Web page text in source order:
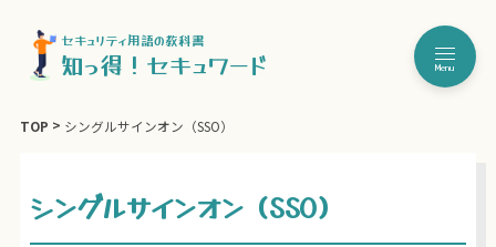
セキュリティ用語の教科書
知っ得！セキュワード Menu
TOP シングルサインオン（SSO）
シングルサインオン（SSO）